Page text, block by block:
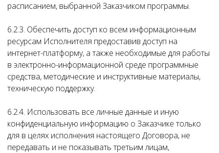
расписанием, выбранной Заказчиком программы.
6.2.3. Обеспечить доступ ко всем информационным
ресурсам Исполнителя предоставив доступ на
интернет-платформу, а также необходимые для работы
в электронно-информационной среде программные
средства, методические и инструктивные материалы,
техническую поддержку.
6.2.4. Использовать все личные данные и иную
конфиденциальную информацию о Заказчике только
для в целях исполнения настоящего Договора, не
передавать и не показывать третьим лицам,